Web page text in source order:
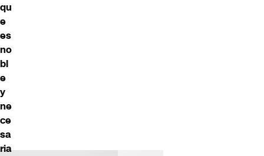
qu
e
es
no
bl
e
y
ne
ce
sa
ria